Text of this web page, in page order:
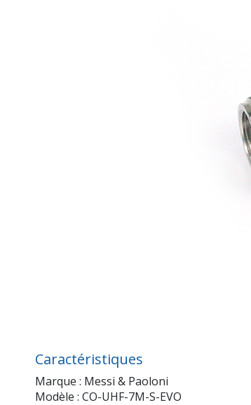
Caractéristiques
Marque : Messi & Paoloni
Modèle : CO-UHF-7M-S-EVO